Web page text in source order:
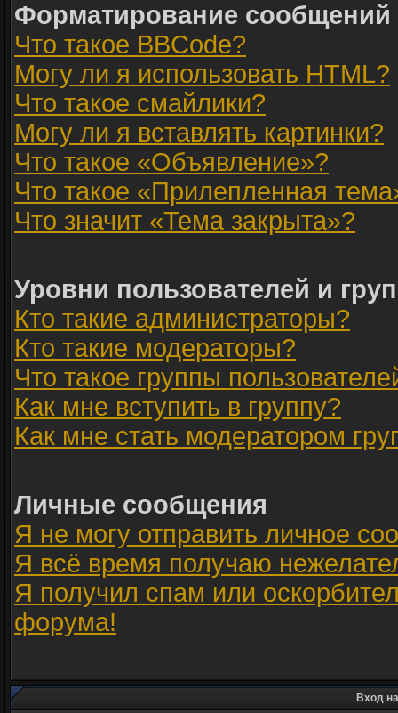
Форматирование
Что такое BBCode?
Могу ли я использовать HTML?
Что такое смайлики?
Могу ли я вставлять картинки?
Что такое «Объявление»?
Что такое «Прилепленная
Что значит «Тема закрыта»?
Уровни пользователей и
Кто такие администраторы?
Кто такие модераторы?
Что такое группы
Как мне вступить в группу?
Как мне стать модератором
Личные сообщения
Я не могу отправить личное
Я всё время получаю
Я получил спам или
форума!
Вход